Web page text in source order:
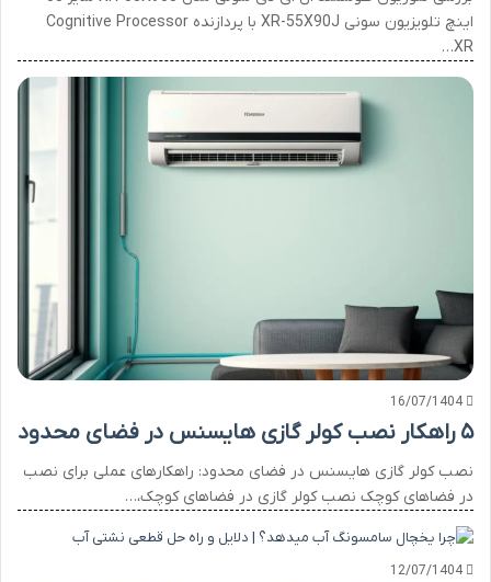
اینچ تلویزیون سونی XR-55X90J با پردازنده Cognitive Processor
XR…
16/07/1404
۵ راهکار نصب کولر گازی هایسنس در فضای محدود
نصب کولر گازی هایسنس در فضای محدود: راهکارهای عملی برای نصب
در فضاهای کوچک نصب کولر گازی در فضاهای کوچک،…
12/07/1404